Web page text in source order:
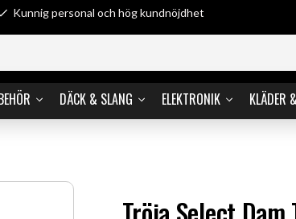
Kunnig personal och hög kundnöjdhet
DÄCK & SLANG ELEKTRONIK KLÄDER